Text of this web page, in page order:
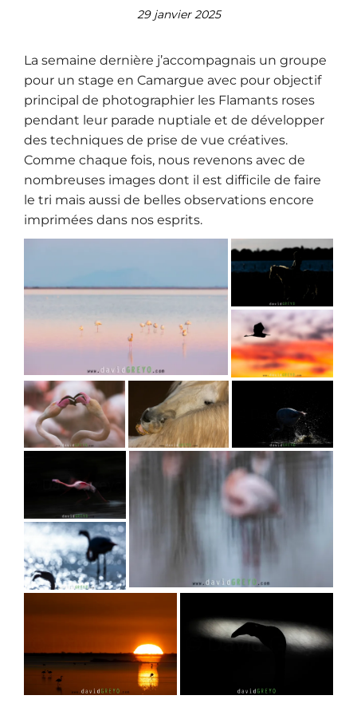
29 janvier 2025
La semaine dernière j’accompagnais un groupe
pour un stage en Camargue avec pour objectif
principal de photographier les Flamants roses
pendant leur parade nuptiale et de développer
des techniques de prise de vue créatives.
Comme chaque fois, nous revenons avec de
nombreuses images dont il est difficile de faire
le tri mais aussi de belles observations encore
imprimées dans nos esprits.